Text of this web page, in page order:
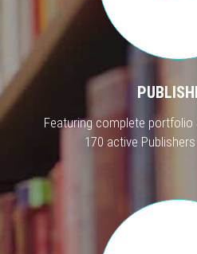
Featuring complete
170 active Publishers